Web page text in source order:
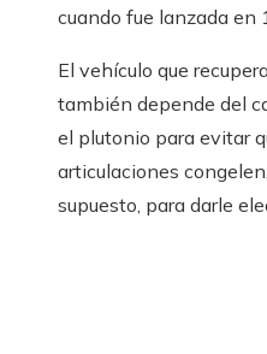
cuando fue lanzada en
El vehículo que
también depende del
el plutonio para evitar
articulaciones
supuesto, para darle